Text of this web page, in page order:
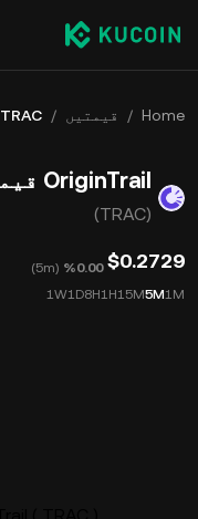
Home
/ قیمتیں /
TRAC
OriginTrail قیمت
(TRAC)
$0.2729
‮‭0.00‬%‬
(
5m
)
1M
5M
15M
1H
8H
1D
1W